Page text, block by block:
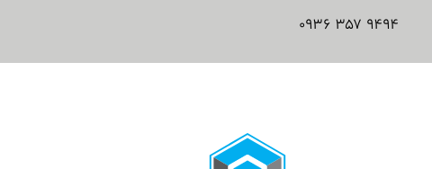
۹۴۹۴ ۳۵۷ ۰۹۳۶